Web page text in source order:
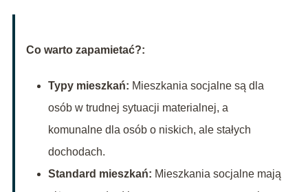
Co warto zapamietać?:
Typy mieszkań: Mieszkania socjalne są dla
osób w trudnej sytuacji materialnej, a
komunalne dla osób o niskich, ale stałych
dochodach.
Standard mieszkań: Mieszkania socjalne mają